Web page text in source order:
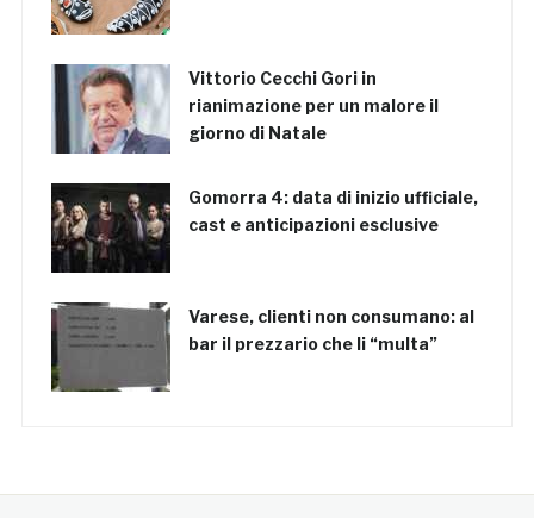
Vittorio Cecchi Gori in
rianimazione per un malore il
giorno di Natale
Gomorra 4: data di inizio ufficiale,
cast e anticipazioni esclusive
Varese, clienti non consumano: al
bar il prezzario che li “multa”